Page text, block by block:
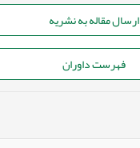
ارسال مقاله به نشریه
فهرست داوران